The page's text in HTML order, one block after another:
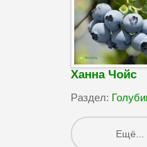
Ханна Чойс
Раздел:
Ещё...